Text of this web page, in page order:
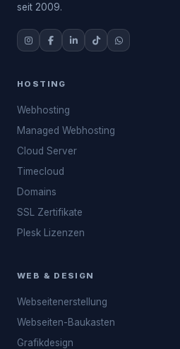
seit 2009.
HOSTING
Webhosting
Managed Webhosting
Cloud Server
Timecloud
Domains
SSL Zertifikate
Plesk Lizenzen
WEB & DESIGN
Webseitenerstellung
Webseiten-Baukasten
Grafikdesign